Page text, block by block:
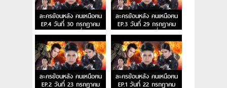
ละครย้อนหลัง คนเหนือฅน
EP.4 วันที่ 30 กรกฎาคม
2563 ตอนที่ 4
ละครย้อนหลัง คนเหนือฅน
EP.3 วันที่ 29 กรกฎาคม
2563 ตอนที่ 3
ละครย้อนหลัง คนเหนือฅน
EP.2 วันที่ 23 กรกฎาคม
ละครย้อนหลัง คนเหนือฅน
EP.1 วันที่ 22 กรกฎาคม